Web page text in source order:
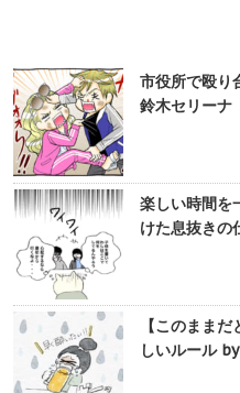
市役所で殴り
鈴木セリーナ
楽しい時間を
けた息抜き
【このまま
しいルール